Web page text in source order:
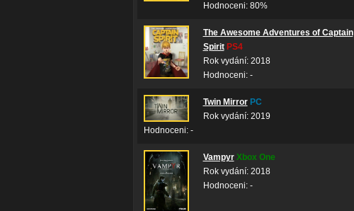
Hodnoceni: 80%
The Awesome Adventures of Captain
Spirit PS4
Rok vydání: 2018
Hodnoceni: -
Twin Mirror PC
Rok vydání: 2019
Hodnoceni: -
Vampyr Xbox One
Rok vydání: 2018
Hodnoceni: -